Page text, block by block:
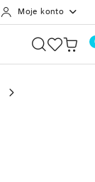
Moje konto